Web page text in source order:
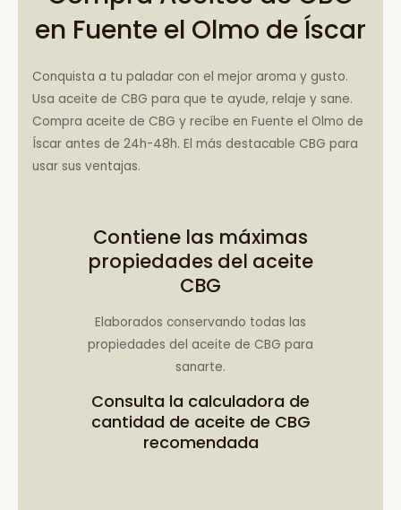
en Fuente el Olmo de Íscar
Conquista a tu paladar con el mejor aroma y gusto.
Usa aceite de CBG para que te ayude, relaje y sane.
Compra aceite de CBG y recíbe en Fuente el Olmo de
Íscar antes de 24h-48h. El más destacable CBG para
usar sus ventajas.
Contiene las máximas
propiedades del aceite
CBG
Elaborados conservando todas las
propiedades del aceite de CBG para
sanarte.
Consulta la calculadora de
cantidad de aceite de CBG
recomendada